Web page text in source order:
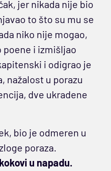
jer nikada nije bio
to što su mu se
niko nije mogao,
poene i izmišljao
i odigrao je
nažalost u porazu
dve ukradene
bio je odmeren u
poraza.
u napadu.